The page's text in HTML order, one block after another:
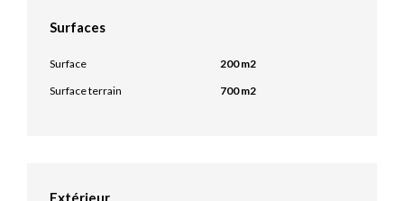
Surfaces
Surface
200 m2
Surface terrain
700 m2
Extérieur